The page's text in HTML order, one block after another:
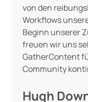
von den
Workflows
Beginn unserer
freuen wir uns
GatherContent
Community
Hugh